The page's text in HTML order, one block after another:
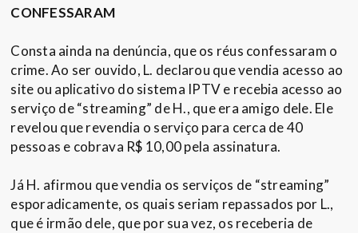
CONFESSARAM
Consta ainda na denúncia, que os réus confessaram o
crime. Ao ser ouvido, L. declarou que vendia acesso ao
site ou aplicativo do sistema IPTV e recebia acesso ao
serviço de “streaming” de H., que era amigo dele. Ele
revelou que revendia o serviço para cerca de 40
pessoas e cobrava R$ 10,00 pela assinatura.
Já H. afirmou que vendia os serviços de “streaming”
esporadicamente, os quais seriam repassados por L.,
que é irmão dele, que por sua vez, os receberia de